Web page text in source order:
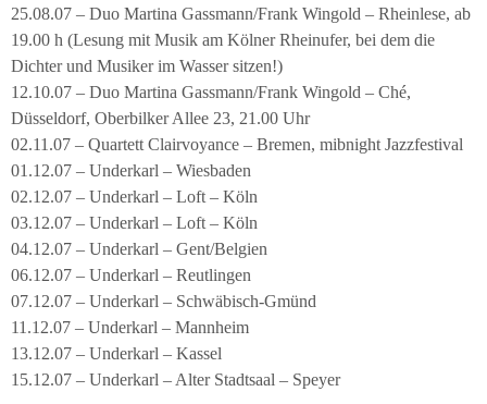
25.08.07 – Duo Martina Gassmann/Frank Wingold – Rheinlese, ab
19.00 h (Lesung mit Musik am Kölner Rheinufer, bei dem die
Dichter und Musiker im Wasser sitzen!)
12.10.07 – Duo Martina Gassmann/Frank Wingold – Ché,
Düsseldorf, Oberbilker Allee 23, 21.00 Uhr
02.11.07 – Quartett Clairvoyance – Bremen, mibnight Jazzfestival
01.12.07 – Underkarl – Wiesbaden
02.12.07 – Underkarl – Loft – Köln
03.12.07 – Underkarl – Loft – Köln
04.12.07 – Underkarl – Gent/Belgien
06.12.07 – Underkarl – Reutlingen
07.12.07 – Underkarl – Schwäbisch-Gmünd
11.12.07 – Underkarl – Mannheim
13.12.07 – Underkarl – Kassel
15.12.07 – Underkarl – Alter Stadtsaal – Speyer